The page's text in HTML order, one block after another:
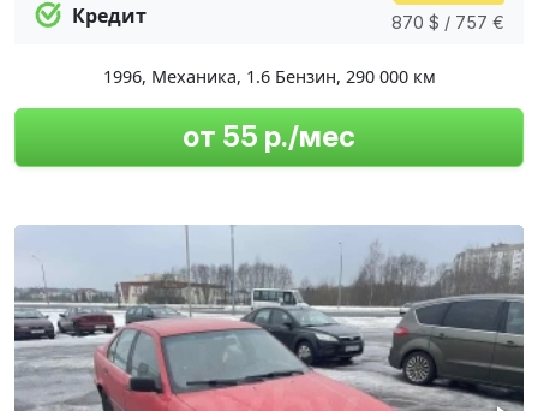
Кредит
870 $ / 757 €
1996, Механика, 1.6 Бензин, 290 000 км
от 55 р./мес